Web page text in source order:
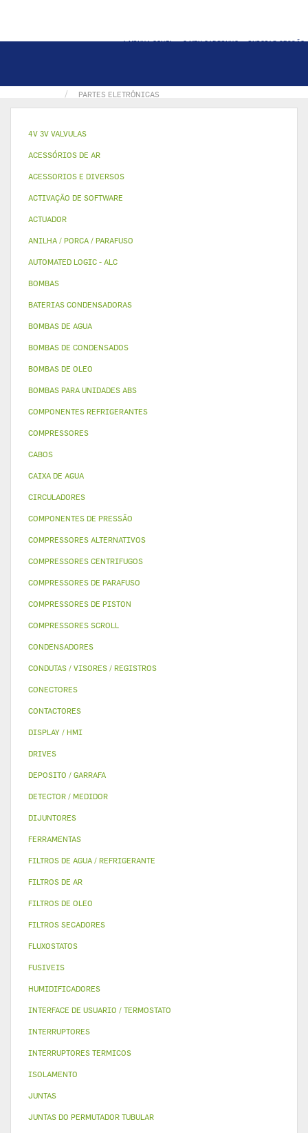
A MINHA CONTA O MEU CARRINHO INICIAR SESSÃO
PARTES ELETRÔNICAS
4V 3V VALVULAS
ACESSÓRIOS DE AR
ACESSORIOS E DIVERSOS
ACTIVAÇÃO DE SOFTWARE
ACTUADOR
ANILHA / PORCA / PARAFUSO
AUTOMATED LOGIC - ALC
BOMBAS
BATERIAS CONDENSADORAS
BOMBAS DE AGUA
BOMBAS DE CONDENSADOS
BOMBAS DE OLEO
BOMBAS PARA UNIDADES ABS
COMPONENTES REFRIGERANTES
COMPRESSORES
CABOS
CAIXA DE AGUA
CIRCULADORES
COMPONENTES DE PRESSÃO
COMPRESSORES ALTERNATIVOS
COMPRESSORES CENTRIFUGOS
COMPRESSORES DE PARAFUSO
COMPRESSORES DE PISTON
COMPRESSORES SCROLL
CONDENSADORES
CONDUTAS / VISORES / REGISTROS
CONECTORES
CONTACTORES
DISPLAY / HMI
DRIVES
DEPOSITO / GARRAFA
DETECTOR / MEDIDOR
DIJUNTORES
FERRAMENTAS
FILTROS DE AGUA / REFRIGERANTE
FILTROS DE AR
FILTROS DE OLEO
FILTROS SECADORES
FLUXOSTATOS
FUSIVEIS
HUMIDIFICADORES
INTERFACE DE USUARIO / TERMOSTATO
INTERRUPTORES
INTERRUPTORES TERMICOS
ISOLAMENTO
JUNTAS
JUNTAS DO PERMUTADOR TUBULAR